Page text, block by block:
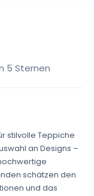
5 Sternen
stilvolle Teppiche
an Designs –
schätzen den
und das